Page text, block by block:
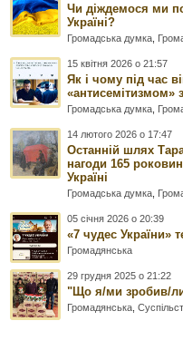
Чи діждемося ми
Україні?
Громадська думка
15 квітня 2026 о 21:57
Як і чому під час
«антисемітизмом»
Громадська думка
14 лютого 2026 о 17:47
Останній шлях
нагоди 165
Україні
Громадська думка
05 січня 2026 о 20:39
«7 чудес України»
Громадянська
29 грудня 2025 о 21:22
"Що я/ми зробив/ли
Громадянська ,